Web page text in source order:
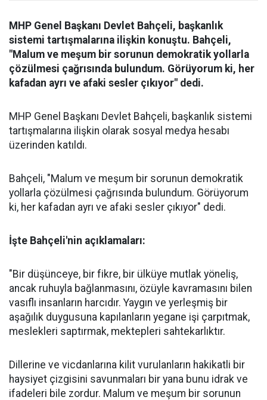
MHP Genel Başkanı Devlet Bahçeli, başkanlık
sistemi tartışmalarına ilişkin konuştu. Bahçeli,
"Malum ve meşum bir sorunun demokratik yollarla
çözülmesi çağrısında bulundum. Görüyorum ki, her
kafadan ayrı ve afaki sesler çıkıyor" dedi.
MHP Genel Başkanı Devlet Bahçeli, başkanlık sistemi
tartışmalarına ilişkin olarak sosyal medya hesabı
üzerinden katıldı.
Bahçeli, "Malum ve meşum bir sorunun demokratik
yollarla çözülmesi çağrısında bulundum. Görüyorum
ki, her kafadan ayrı ve afaki sesler çıkıyor" dedi.
İşte Bahçeli'nin açıklamaları:
"Bir düşünceye, bir fikre, bir ülküye mutlak yöneliş,
ancak ruhuyla bağlanmasını, özüyle kavramasını bilen
vasıflı insanların harcıdır. Yaygın ve yerleşmiş bir
aşağılık duygusuna kapılanların yegane işi çarpıtmak,
meslekleri saptırmak, mektepleri sahtekarlıktır.
Dillerine ve vicdanlarına kilit vurulanların hakikatli bir
haysiyet çizgisini savunmaları bir yana bunu idrak ve
ifadeleri bile zordur. Malum ve meşum bir sorunun